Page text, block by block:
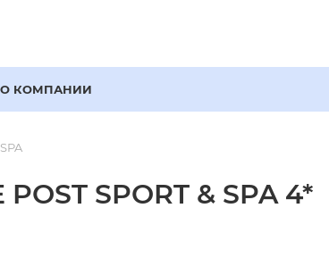
О КОМПАНИИ
SPORT & SPA 4*